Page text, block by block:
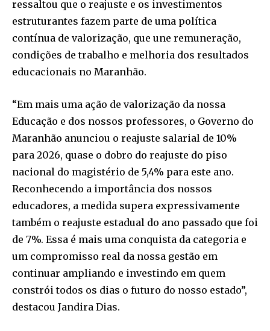
ressaltou que o reajuste e os investimentos
estruturantes fazem parte de uma política
contínua de valorização, que une remuneração,
condições de trabalho e melhoria dos resultados
educacionais no Maranhão.
“Em mais uma ação de valorização da nossa
Educação e dos nossos professores, o Governo do
Maranhão anunciou o reajuste salarial de 10%
para 2026, quase o dobro do reajuste do piso
nacional do magistério de 5,4% para este ano.
Reconhecendo a importância dos nossos
educadores, a medida supera expressivamente
também o reajuste estadual do ano passado que foi
de 7%. Essa é mais uma conquista da categoria e
um compromisso real da nossa gestão em
continuar ampliando e investindo em quem
constrói todos os dias o futuro do nosso estado”,
destacou Jandira Dias.